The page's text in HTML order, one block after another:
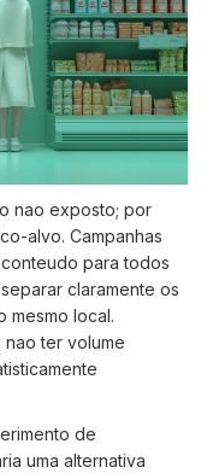
nao exposto; por
alvo. Campanhas
para todos
claramente os
mesmo local.
ter volume
de
uma alternativa